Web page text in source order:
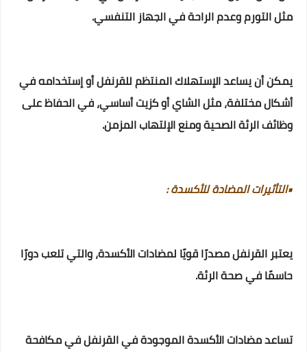
مثل التورم وعدم الراحة في الجهاز التنفسي.
يمكن أن يساعد الإستهلاك المنتظم للقرنفل أو إستخدامه في
أشكال مختلفة، مثل الشاي أو كزيت أساسي، في الحفاظ على
وظائف الرئة الصحية ومنع الإلتهاب المزمن.
•التأثيرات المضادة للأكسدة :
يعتبر القرنفل مصدرًا قويًا لمضادات الأكسدة، والتي تلعب دورًا
حاسمًا في صحة الرئة.
تساعد مضادات الأكسدة الموجودة في القرنفل في مكافحة